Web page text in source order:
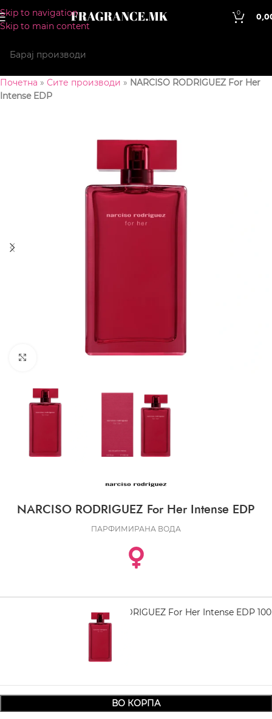
Skip to navigation
Skip to main content
0
Почетна » Сите производи » NARCISO RODRIGUEZ For Her
Intense EDP
CLICK TO ENLARGE
NARCISO RODRIGUEZ For Her Intense EDP
ПАРФИМИРАНА ВОДА
NARCISO RODRIGUEZ For Her Intense EDP 100
ВО КОРПА